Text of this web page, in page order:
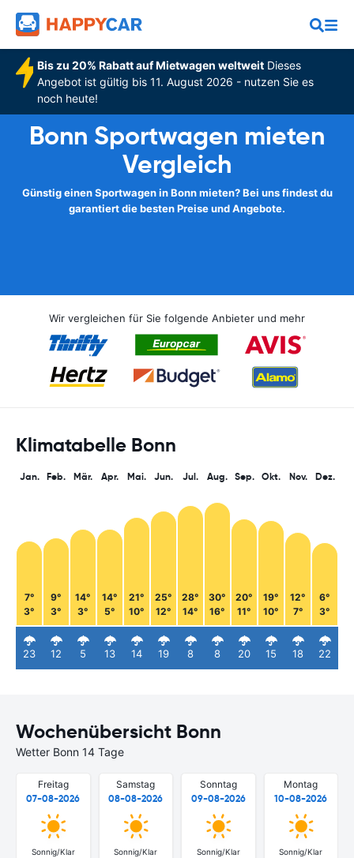
Bis zu 20% Rabatt auf Mietwagen weltweitDieses
Angebot ist gültig bis 11. August 2026 - nutzen Sie es
noch heute!
Bonn Sportwagen mieten
Vergleich
Günstig einen Sportwagen in Bonn mieten? Bei uns findest du
garantiert die besten Preise und Angebote.
Wir vergleichen für Sie folgende Anbieter und mehr
Klimatabelle Bonn
Jan.
7°
3°
23
Feb.
9°
3°
12
Mär.
14°
3°
5
Apr.
14°
5°
13
Mai.
21°
10°
14
Jun.
25°
12°
19
Jul.
28°
14°
8
Aug.
30°
16°
8
Sep.
20°
11°
20
Okt.
19°
10°
15
Nov.
12°
7°
18
Dez.
6°
3°
22
Wochenübersicht Bonn
Wetter Bonn 14 Tage
Freitag
07-08-2026
Sonnig/Klar
Samstag
08-08-2026
Sonnig/Klar
Sonntag
09-08-2026
Sonnig/Klar
Montag
10-08-2026
Sonnig/Klar